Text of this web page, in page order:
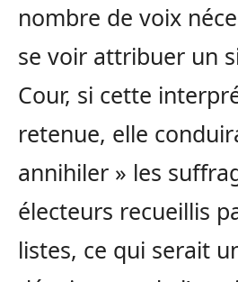
nombre de voix
se voir attribuer un
Cour, si cette
retenue, elle
annihiler » les
électeurs recueillis
listes, ce qui serait